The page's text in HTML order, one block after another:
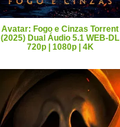
Avatar: Fogo e Cinzas Torrent
(2025) Dual Áudio 5.1 WEB-DL
720p | 1080p | 4K